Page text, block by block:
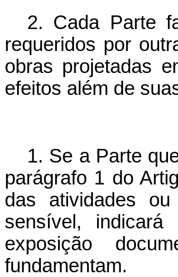
2. Cada Parte
requeridos por
obras projetadas
efeitos além de
1. Se a Parte
parágrafo 1 do
das atividades
sensível,
exposição
fundamentam.